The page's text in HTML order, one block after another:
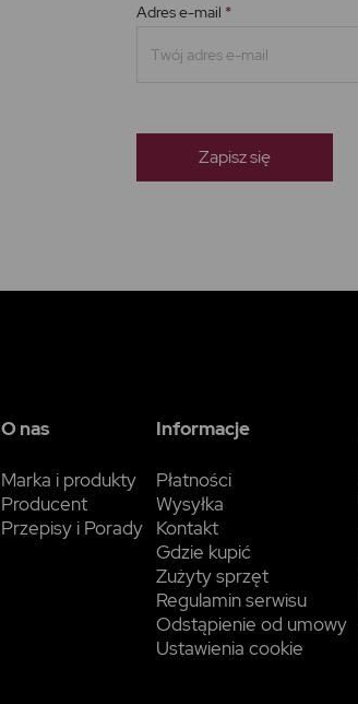
Adres e-mail *
O nas
Marka i produkty
Producent
Przepisy i Porady
Informacje
Płatności
Wysyłka
Kontakt
Gdzie kupić
Zużyty sprzęt
Regulamin serwisu
Odstąpienie od umowy
Ustawienia cookie